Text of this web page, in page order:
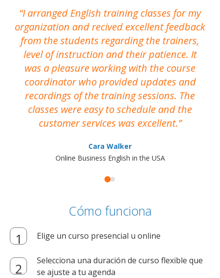
I arranged English training classes for my
organization and recived excellent feedback
from the students regarding the trainers,
level of instruction and their patience. It
was a pleasure working with the course
coordinator who provided updates and
recordings of the training sessions. The
classes were easy to schedule and the
customer services was excellent.
Cara Walker
Online Business English in the USA
Cómo funciona
Elige un curso presencial u online
Selecciona una duración de curso flexible que
se ajuste a tu agenda